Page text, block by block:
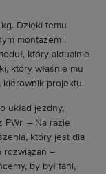
Dzięki temu
montażem i
który aktualnie
który właśnie mu
, kierownik projektu.
układ jezdny,
– Na razie
który jest dla
rozwiązań –
by był tani,